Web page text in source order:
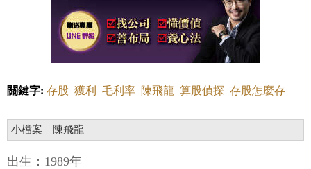
關鍵字: 存股 獲利 毛利率 陳飛龍 算股偵探 存股怎麼存
小檔案＿陳飛龍
出生：1989年